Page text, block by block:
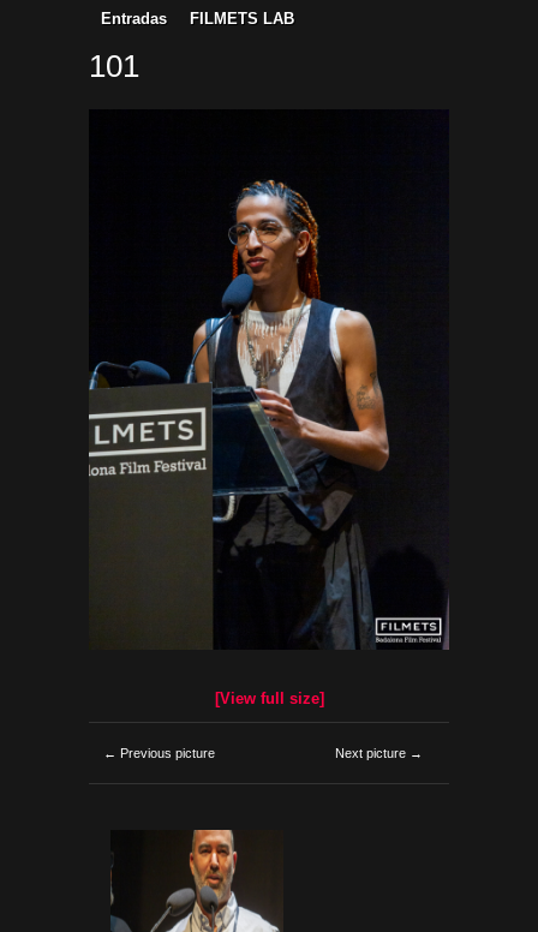
Entradas
FILMETS LAB
101
[View full size]
← Previous picture Next picture →